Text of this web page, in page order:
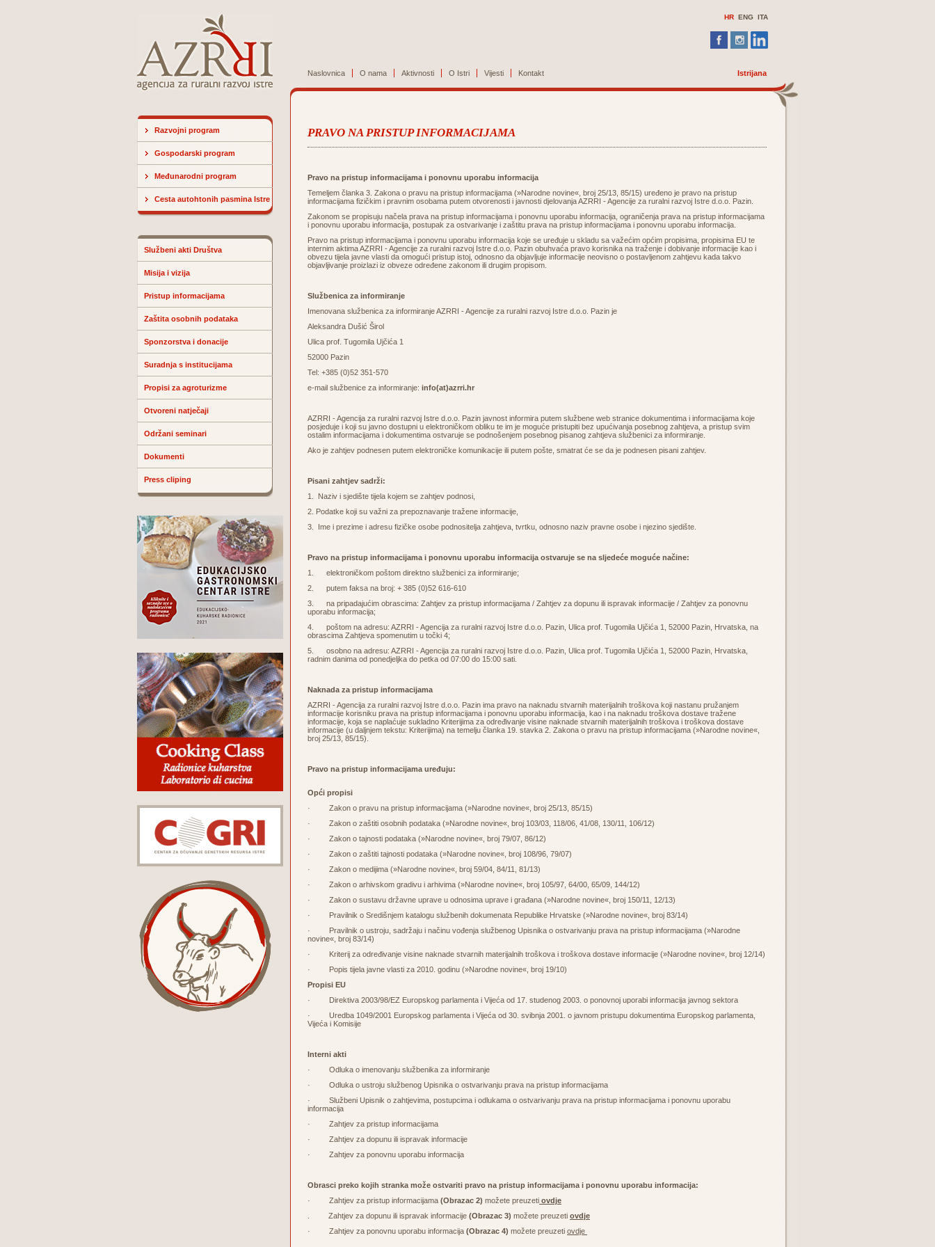
HR ENG ITA
Naslovnica O nama Aktivnosti O Istri Vijesti Kontakt Istrijana
Razvojni program
Gospodarski program
Međunarodni program
Cesta autohtonih pasmina Istre
Službeni akti Društva
Misija i vizija
Pristup informacijama
Zaštita osobnih podataka
Sponzorstva i donacije
Suradnja s institucijama
Propisi za agroturizme
Otvoreni natječaji
Održani seminari
Dokumenti
Press cliping
PRAVO NA PRISTUP INFORMACIJAMA
Pravo na pristup informacijama i ponovnu uporabu informacija
Temeljem članka 3. Zakona o pravu na pristup informacijama (»Narodne novine«, broj 25/13, 85/15) uređeno je pravo na pristup
informacijama fizičkim i pravnim osobama putem otvorenosti i javnosti djelovanja AZRRI - Agencije za ruralni razvoj Istre d.o.o. Pazin.
Zakonom se propisuju načela prava na pristup informacijama i ponovnu uporabu informacija, ograničenja prava na pristup informacijama
i ponovnu uporabu informacija, postupak za ostvarivanje i zaštitu prava na pristup informacijama i ponovnu uporabu informacija.
Pravo na pristup informacijama i ponovnu uporabu informacija koje se uređuje u skladu sa važećim općim propisima, propisima EU te
internim aktima AZRRI - Agencije za ruralni razvoj Istre d.o.o. Pazin obuhvaća pravo korisnika na traženje i dobivanje informacije kao i
obvezu tijela javne vlasti da omogući pristup istoj, odnosno da objavljuje informacije neovisno o postavljenom zahtjevu kada takvo
objavljivanje proizlazi iz obveze određene zakonom ili drugim propisom.
Službenica za informiranje
Imenovana službenica za informiranje AZRRI - Agencije za ruralni razvoj Istre d.o.o. Pazin je
Aleksandra Dušić Širol
Ulica prof. Tugomila Ujčića 1
52000 Pazin
Tel: +385 (0)52 351-570
e-mail službenice za informiranje: info(at)azrri.hr
AZRRI - Agencija za ruralni razvoj Istre d.o.o. Pazin javnost informira putem službene web stranice dokumentima i informacijama koje
posjeduje i koji su javno dostupni u elektroničkom obliku te im je moguće pristupiti bez upućivanja posebnog zahtjeva, a pristup svim
ostalim informacijama i dokumentima ostvaruje se podnošenjem posebnog pisanog zahtjeva službenici za informiranje.
Ako je zahtjev podnesen putem elektroničke komunikacije ili putem pošte, smatrat će se da je podnesen pisani zahtjev.
Pisani zahtjev sadrži:
1. Naziv i sjedište tijela kojem se zahtjev podnosi,
2. Podatke koji su važni za prepoznavanje tražene informacije,
3. Ime i prezime i adresu fizičke osobe podnositelja zahtjeva, tvrtku, odnosno naziv pravne osobe i njezino sjedište.
Pravo na pristup informacijama i ponovnu uporabu informacija ostvaruje se na sljedeće moguće načine:
1. elektroničkom poštom direktno službenici za informiranje;
2. putem faksa na broj: + 385 (0)52 616-610
3. na pripadajućim obrascima: Zahtjev za pristup informacijama / Zahtjev za dopunu ili ispravak informacije / Zahtjev za ponovnu
uporabu informacija;
4. poštom na adresu: AZRRI - Agencija za ruralni razvoj Istre d.o.o. Pazin, Ulica prof. Tugomila Ujčića 1, 52000 Pazin, Hrvatska, na
obrascima Zahtjeva spomenutim u točki 4;
5. osobno na adresu: AZRRI - Agencija za ruralni razvoj Istre d.o.o. Pazin, Ulica prof. Tugomila Ujčića 1, 52000 Pazin, Hrvatska,
radnim danima od ponedjeljka do petka od 07:00 do 15:00 sati.
Naknada za pristup informacijama
AZRRI - Agencija za ruralni razvoj Istre d.o.o. Pazin ima pravo na naknadu stvarnih materijalnih troškova koji nastanu pružanjem
informacije korisniku prava na pristup informacijama i ponovnu uporabu informacija, kao i na naknadu troškova dostave tražene
informacije, koja se naplaćuje sukladno Kriterijima za određivanje visine naknade stvarnih materijalnih troškova i troškova dostave
informacije (u daljnjem tekstu: Kriterijima) na temelju članka 19. stavka 2. Zakona o pravu na pristup informacijama (»Narodne novine«,
broj 25/13, 85/15).
Pravo na pristup informacijama uređuju:
Opći propisi
·
Zakon o pravu na pristup informacijama (»Narodne novine«, broj 25/13, 85/15)
· Zakon o zaštiti osobnih podataka (»Narodne novine«, broj 103/03, 118/06, 41/08, 130/11, 106/12)
· Zakon o tajnosti podataka (»Narodne novine«, broj 79/07, 86/12)
· Zakon o zaštiti tajnosti podataka (»Narodne novine«, broj 108/96 79/07)
· Zakon o medijima (»Narodne novine«, broj 59/04 84/11
, 81/13)
· Zakon o arhivskom gradivu i arhivima (»Narodne novine«, broj 105/97 64/00 65/09 144/12)
· Zakon o sustavu državne uprave u odnosima uprave i građana (»Narodne novine«, broj 150/11
, 12/13)
· Pravilnik o Središnjem katalogu službenih dokumenata Republike Hrvatske (»Narodne novine«, broj 83/14)
· Pravilnik o ustroju, sadržaju i načinu vođenja službenog Upisnika o ostvarivanju prava na pristup informacijama (»Narodne
novine«, broj 83/14)
· Kriterij za određivanje visine naknade stvarnih materijalnih troškova i troškova dostave informacije (»Narodne novine«, broj 12/14)
· Popis tijela javne vlasti za 2010. godinu (»Narodne novine«, broj 19/10)
Propisi EU
· Direktiva 2003/98/EZ Europskog parlamenta i Vijeća od 17. studenog 2003. o ponovnoj uporabi informacija javnog sektora
· Uredba 1049/2001 Europskog parlamenta i Vijeća od 30. svibnja 2001. o javnom pristupu dokumentima Europskog parlamenta,
Vijeća i Komisije
Interni akti
· Odluka o imenovanju službenika za informiranje
· Odluka o ustroju službenog Upisnika o ostvarivanju prava na pristup informacijama
· Službeni Upisnik o zahtjevima, postupcima i odlukama o ostvarivanju prava na pristup informacijama i ponovnu uporabu
informacija
· Zahtjev za pristup informacijama
· Zahtjev za dopunu ili ispravak informacije
· Zahtjev za ponovnu uporabu informacija
Obrasci preko kojih stranka može ostvariti pravo na pristup informacijama i ponovnu uporabu informacija:
· Zahtjev za pristup informacijama (Obrazac 2) možete preuzeti ovdje
. Zahtjev za dopunu ili ispravak informacije (Obrazac 3) možete preuzeti ovdje
· Zahtjev za ponovnu uporabu informacija (Obrazac 4) možete preuzeti ovdje